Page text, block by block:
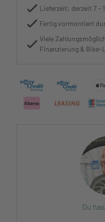
Lieferzeit: derzeit 7 -
Fertig vormontiert
Viele
Finanzierung & Bike-
Du